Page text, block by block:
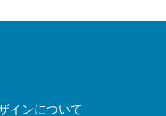
インについて